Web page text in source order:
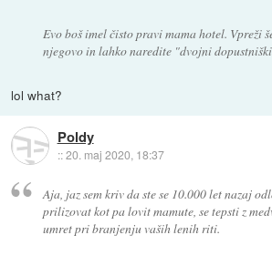
Evo boš imel čisto pravi mama hotel. Vpreži
njegovo in lahko naredite "dvojni dopustniški
lol what?
Poldy
::20. maj 2020, 18:37
Aja, jaz sem kriv da ste se 10.000 let nazaj
prilizovat kot pa lovit mamute, se tepsti z
umret pri branjenju vaših lenih riti.